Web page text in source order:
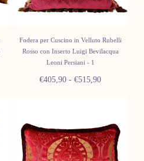
Fodera per Cuscino in Velluto Rubelli
Rosso con Inserto Luigi Bevilacqua
Leoni Persiani - 1
Prezzo
€405,90 - Prezzo
€515,90